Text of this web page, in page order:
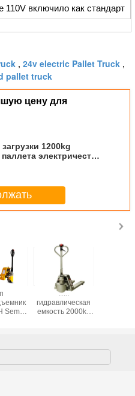
110V включило как стандарт
, 24v electric Pallet Truck ,
pallet truck
цену для
1200kg
электричества
Semi
Тип
гидравлическая
емкость 2000kg
идя тележки
поддонов